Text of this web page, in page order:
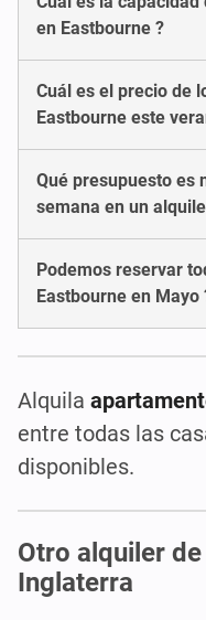
en Eastbourne ?
Cuál es el precio de
Eastbourne este
Qué presupuesto es
semana en un
Podemos reservar
Eastbourne en Mayo
Alquila
entre todas las
disponibles.
Otro alquiler
Inglaterra